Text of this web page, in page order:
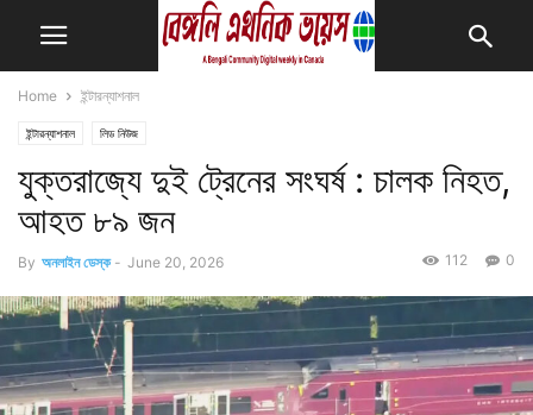
Home ইন্টারন্যাশনাল
ইন্টারন্যাশনাল লিড নিউজ
যুক্তরাজ্যে দুই ট্রেনের সংঘর্ষ : চালক নিহত,
আহত ৮৯ জন
By অনলাইন ডেস্ক - June 20, 2026 0
112